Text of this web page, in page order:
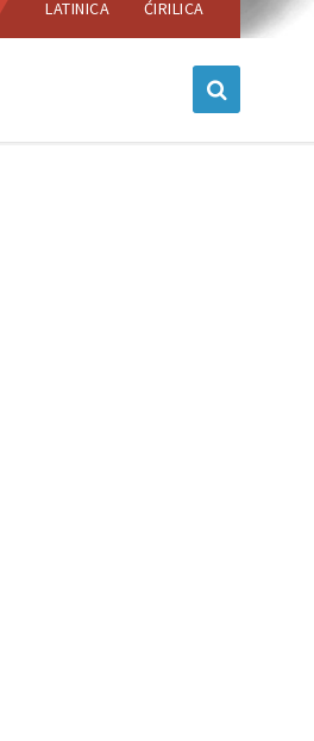
language:
LATINICA ĆIRILICA